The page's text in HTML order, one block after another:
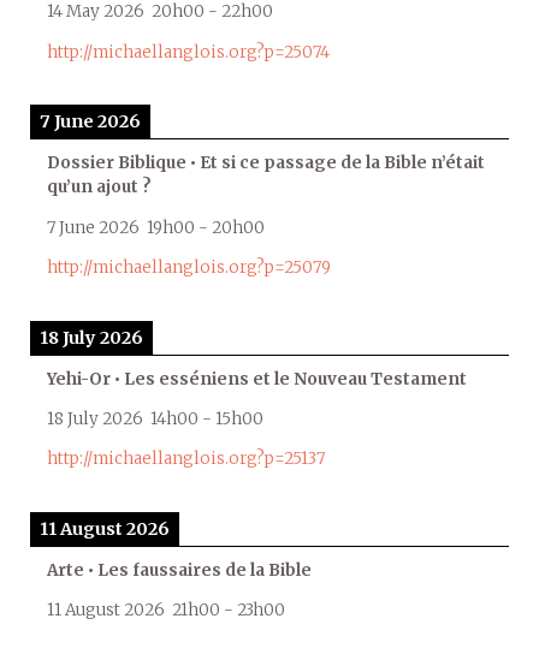
14 May 2026 20h00 - 22h00
http://michaellanglois.org?p=25074
7 June 2026
Dossier Biblique • Et si ce passage de la Bible n’était
qu’un ajout ?
7 June 2026 19h00 - 20h00
http://michaellanglois.org?p=25079
18 July 2026
Yehi-Or • Les esséniens et le Nouveau Testament
18 July 2026 14h00 - 15h00
http://michaellanglois.org?p=25137
11 August 2026
Arte • Les faussaires de la Bible
11 August 2026 21h00 - 23h00